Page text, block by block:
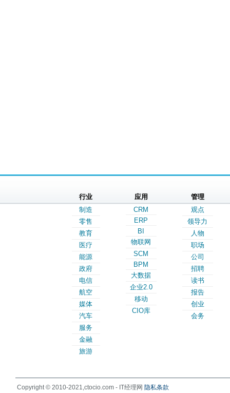
行业
制造
零售
教育
医疗
能源
政府
电信
航空
媒体
汽车
服务
金融
旅游
应用
CRM
ERP
BI
物联网
SCM
BPM
大数据
企业2.0
移动
CIO库
管理
观点
领导力
人物
职场
公司
招聘
读书
报告
创业
会务
Copyright © 2010-2021,ctocio.com - IT经理网 隐私条款